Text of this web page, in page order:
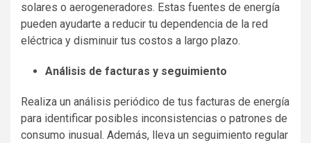
solares o aerogeneradores. Estas fuentes de energía
pueden ayudarte a reducir tu dependencia de la red
eléctrica y disminuir tus costos a largo plazo.
Análisis de facturas y seguimiento
Realiza un análisis periódico de tus facturas de energía
para identificar posibles inconsistencias o patrones de
consumo inusual. Además, lleva un seguimiento regular